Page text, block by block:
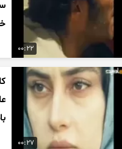
00:22
00:27